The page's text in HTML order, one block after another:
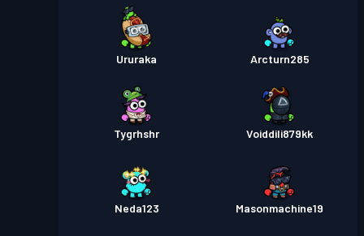
Ururaka Arcturn285
Tygrhshr Voiddili879kk
Neda123 Masonmachine19